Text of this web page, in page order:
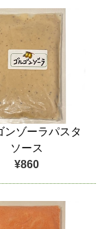
ンゾーラパスタ
ソース
¥860